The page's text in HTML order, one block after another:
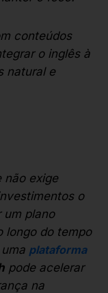
conteúdos
o inglês à
natural e
não exige
o
um plano
longo do tempo
plataforma
pode acelerar
na